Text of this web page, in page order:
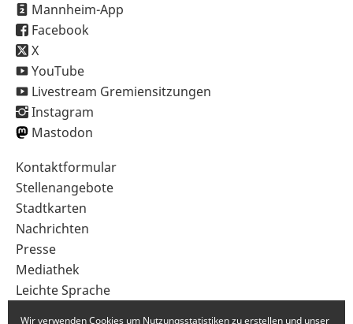
Mannheim-App
Facebook
X
YouTube
Livestream Gremiensitzungen
Instagram
Mastodon
Sekundärnavigation
im
Fußbereich
Kontaktformular
Stellenangebote
Stadtkarten
Nachrichten
Presse
Mediathek
Leichte Sprache
Wir verwenden Cookies um Nutzungsstatistiken zu erstellen und unser